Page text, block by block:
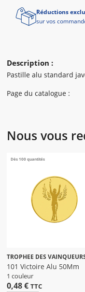
Description :
Pastille alu standard
Page du catalogue :
Réductions
sur vos
Nous vous
Dès 100 quantités
TROPHEE DES
101 Victoire Alu 50Mm
1 couleur
0,48 € TTC